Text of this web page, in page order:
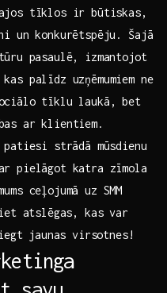
tīklos ir būtiskas,
un konkurētspēju. Šajā
pasaulē, izmantojot
palīdz uzņēmumiem ne
tīklu laukā, bet
ar klientiem.
strādā mūsdienu
pielāgot katra zīmola​
ceļojumā uz SMM
⁢atslēgas, kas var
⁢jaunas virsotnes!